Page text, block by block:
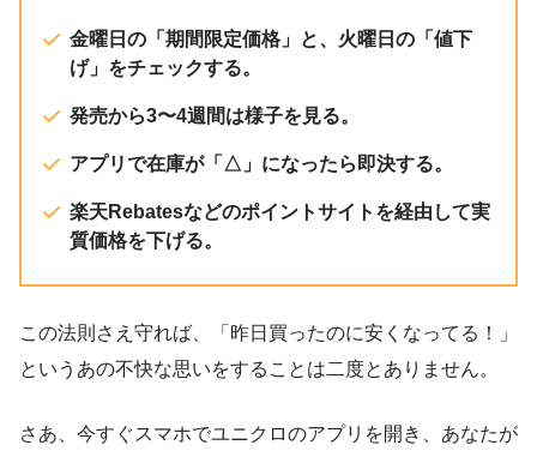
金曜日の「期間限定価格」と、火曜日の「値下
げ」をチェックする。
発売から3〜4週間は様子を見る。
アプリで在庫が「△」になったら即決する。
楽天Rebatesなどのポイントサイトを経由して実
質価格を下げる。
この法則さえ守れば、「昨日買ったのに安くなってる！」
というあの不快な思いをすることは二度とありません。
さあ、今すぐスマホでユニクロのアプリを開き、あなたが